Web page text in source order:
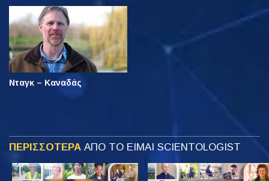
Νταγκ – Καναδάς
ΠΕΡΙΣΣΟΤΕΡΑ ΑΠΟ ΤΟ ΕΙΜΑΙ SCIENTOLOGIST